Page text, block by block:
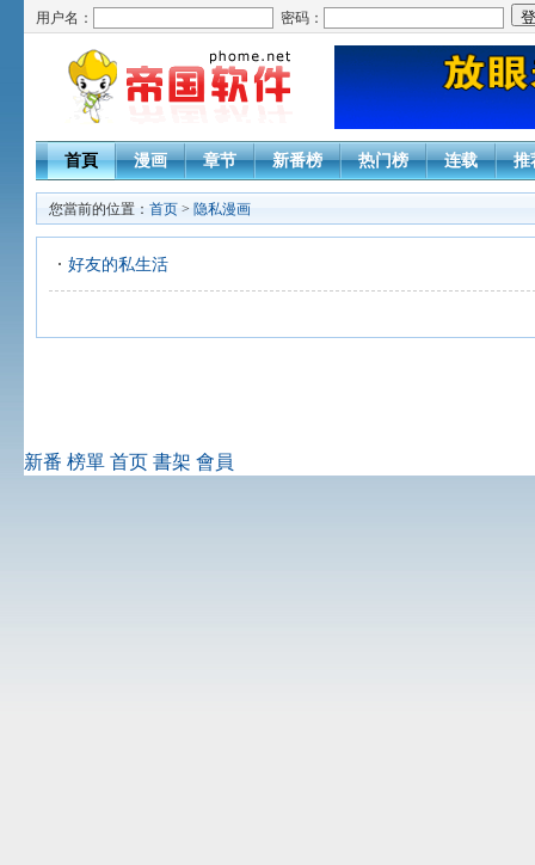
用户名： 密码：
首頁 漫画 章节 新番榜 热门榜 连载 推
您當前的位置： 首页 > 隐私漫画
好友的私生活
新番 榜單 首页 書架 會員